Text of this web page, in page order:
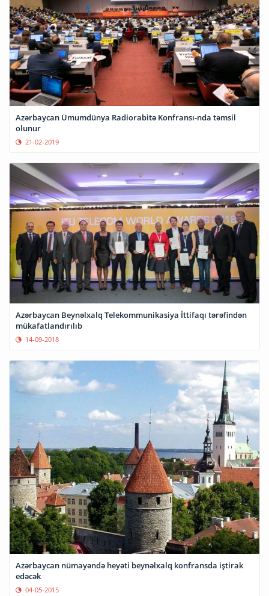
Azərbaycan Ümumdünya Radiorabitə Konfransı-nda təmsil
olunur
21-02-2019
Azərbaycan Beynəlxalq Telekommunikasiya İttifaqı tərəfindən
mükafatlandırılıb
14-09-2018
Azərbaycan nümayəndə heyəti beynəlxalq konfransda iştirak
edəcək
04-05-2015